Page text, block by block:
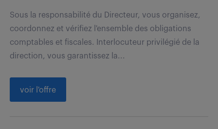
Sous la responsabilité du Directeur, vous organisez,
coordonnez et vérifiez l'ensemble des obligations
comptables et fiscales. Interlocuteur privilégié de la
direction, vous garantissez la...
voir l'offre